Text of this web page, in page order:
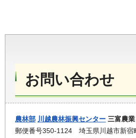
お問い合わせ
農林部 川越農林振興センター 三富農
郵便番号350-1124 埼玉県川越市新宿